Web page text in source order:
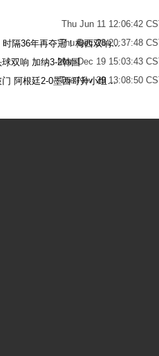
Thu Jun 11 12:06:42
Thu Dec 28 20:37:48
世界杯-阿根廷点球7-5法国，时隔36年再夺冠！梅西双响姆巴佩戴帽
Mon Dec 19 15:03:43
双响 加纳3-2韩国
Tue Nov 29 13:08:50
梅西无解贴地斩+助攻恩佐破门 阿根廷2-0墨西哥升小组第二